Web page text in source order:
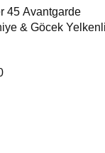
45 Avantgarde
& Göcek Yelkenli